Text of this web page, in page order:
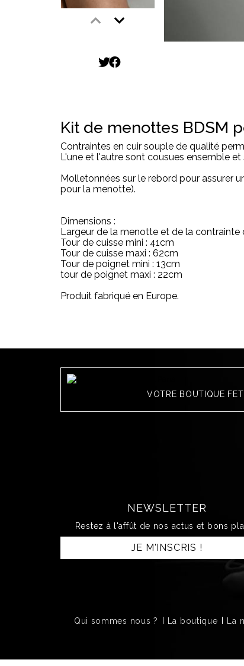
Kit de menottes BDSM
Contraintes en cuir souple de qualité
L'une et l'autre sont cousues ensemble
Molletonnées sur le rebord pour assurer
pour la menotte).
Dimensions :
Largeur de la menotte et de la contrainte
Tour de cuisse mini : 41cm
Tour de cuisse maxi : 62cm
Tour de poignet mini : 13cm
tour de poignet maxi : 22cm
Produit fabriqué en Europe.
VOTRE BOUTIQUE
NEWSLETTER
Restez à l'affût de nos actus et bons
JE M'INSCRIS !
Qui sommes nous ? La boutique La